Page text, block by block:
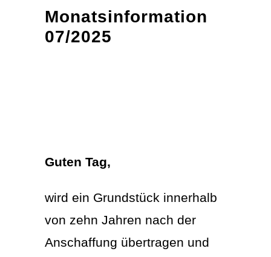
Monatsinformation
07/2025
Guten Tag,
wird ein Grundstück innerhalb
von zehn Jahren nach der
Anschaffung übertragen und